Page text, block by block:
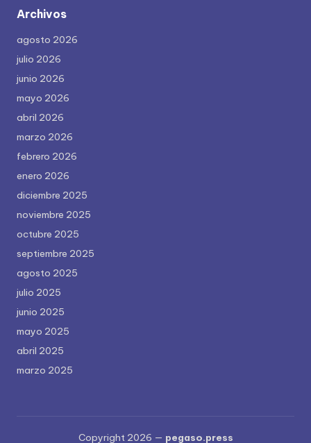
Archivos
agosto 2026
julio 2026
junio 2026
mayo 2026
abril 2026
marzo 2026
febrero 2026
enero 2026
diciembre 2025
noviembre 2025
octubre 2025
septiembre 2025
agosto 2025
julio 2025
junio 2025
mayo 2025
abril 2025
marzo 2025
Copyright 2026 — pegaso.press